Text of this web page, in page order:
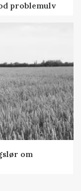
problemulv
om